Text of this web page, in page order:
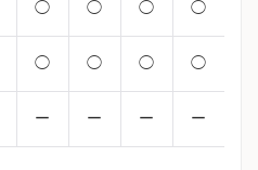
◯ ◯ ◯ ◯
◯ ◯ ◯ ◯
ー ー ー ー